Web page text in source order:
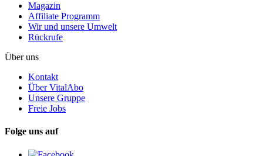
Magazin
Affiliate Programm
Wir und unsere Umwelt
Rückrufe
Über uns
Kontakt
Über VitalAbo
Unsere Gruppe
Freie Jobs
Folge uns auf